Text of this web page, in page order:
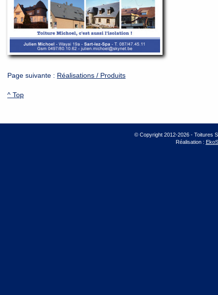
Page suivante : Réalisations / Produits
^ Top
© Copyright 2012-2026 - Toitures
Réalisation :